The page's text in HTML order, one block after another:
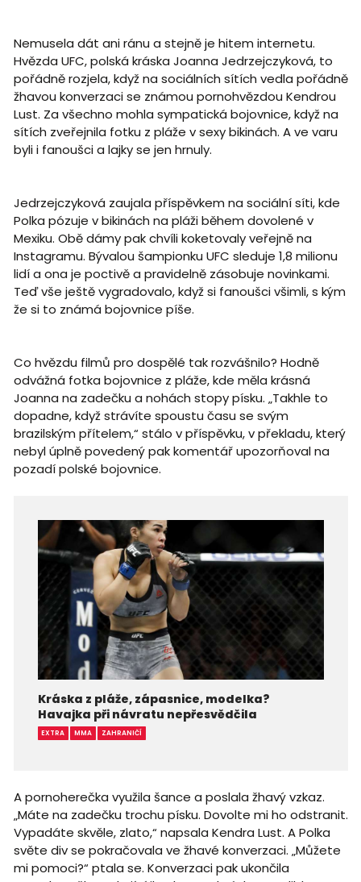
Nemusela dát ani ránu a stejně je hitem internetu.
Hvězda UFC, polská kráska Joanna Jedrzejczyková, to
pořádně rozjela, když na sociálních sítích vedla pořádně
žhavou konverzaci se známou pornohvězdou Kendrou
Lust. Za všechno mohla sympatická bojovnice, když na
sítích zveřejnila fotku z pláže v sexy bikinách. A ve varu
byli i fanoušci a lajky se jen hrnuly.
Jedrzejczyková zaujala příspěvkem na sociální síti, kde
Polka pózuje v bikinách na pláži během dovolené v
Mexiku. Obě dámy pak chvíli koketovaly veřejně na
Instagramu. Bývalou šampionku UFC sleduje 1,8 milionu
lidí a ona je poctivě a pravidelně zásobuje novinkami.
Teď vše ještě vygradovalo, když si fanoušci všimli, s kým
že si to známá bojovnice píše.
Co hvězdu filmů pro dospělé tak rozvášnilo? Hodně
odvážná fotka bojovnice z pláže, kde měla krásná
Joanna na zadečku a nohách stopy písku. „Takhle to
dopadne, když strávíte spoustu času se svým
brazilským přítelem,“ stálo v příspěvku, v překladu, který
nebyl úplně povedený pak komentář upozorňoval na
pozadí polské bojovnice.
Kráska z pláže, zápasnice, modelka?
Havajka při návratu nepřesvědčila
EXTRA MMA ZAHRANIČÍ
A pornoherečka využila šance a poslala žhavý vzkaz.
„Máte na zadečku trochu písku. Dovolte mi ho odstranit.
Vypadáte skvěle, zlato,“ napsala Kendra Lust. A Polka
světe div se pokračovala ve žhavé konverzaci. „Můžete
mi pomoci?“ ptala se. Konverzaci pak ukončila